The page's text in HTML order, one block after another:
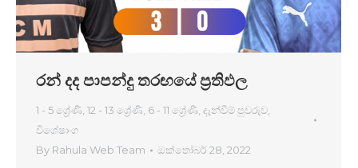
රන් දද පාපන්දු තරඟයේ ප්‍රතිඵල
1 - 5 ශ්‍රේණි 12 - 13 ශ්‍රේණි 6 - 11 ශ්‍රේණි දැන්වීම් පුවරුව
විශේෂාංග
By Rahula Web Team ඔක්තෝබර් 28, 2022